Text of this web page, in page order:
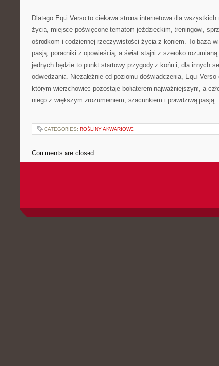
Dlatego Equi Verso to ciekawa strona internetowa dla wszystkich
życia, miejsce poświęcone tematom jeździeckim, treningowi,
ośrodkom i codziennej rzeczywistości życia z koniem. To baza
pasją, poradniki z opowieścią, a świat stajni z szeroko
jednych będzie to punkt startowy przygody z końmi, dla innych
odwiedzania. Niezależnie od poziomu doświadczenia, Equi
którym wierzchowiec pozostaje bohaterem najważniejszym, a
niego z większym zrozumieniem, szacunkiem i prawdziwą pasją.
CATEGORIES: ROŚLINY AKWARIOWE
Comments are closed.